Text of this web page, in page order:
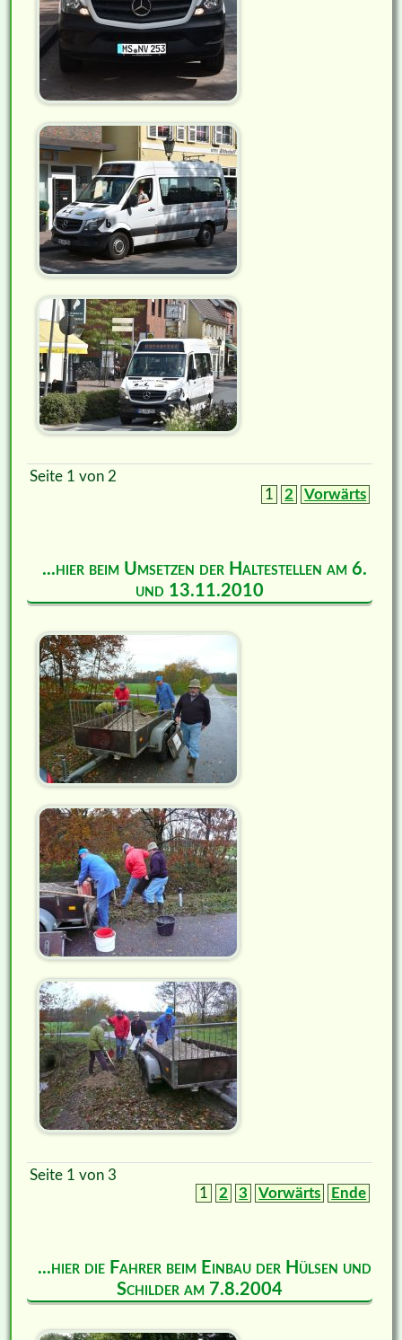
Seite 1 von 2
1
2 Vorwärts
...hier beim Umsetzen der Haltestellen am 6.
und 13.11.2010
Seite 1 von 3
1
2 3 Vorwärts Ende
...hier die Fahrer beim Einbau der Hülsen und
Schilder am 7.8.2004